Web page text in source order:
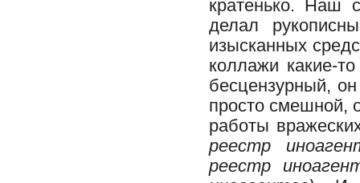
кратенько. Наш
делал
изысканных
коллажи какие-
бесцензурный,
просто смешной,
работы
реестр
реестр